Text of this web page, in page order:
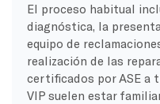
El proceso habitual
diagnóstica, la
equipo de
realización de las
certificados por ASE a
VIP suelen estar